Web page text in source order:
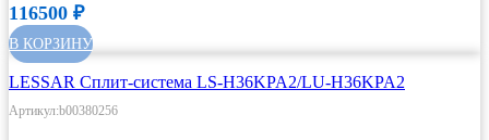
116500 ₽
В КОРЗИНУ
LESSAR Сплит-система LS-H36KPA2/LU-H36KPA2
Артикул:b00380256